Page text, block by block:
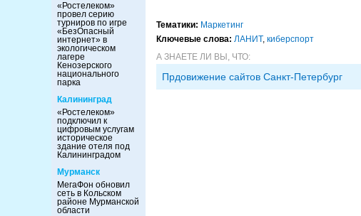
«Ростелеком»
провел серию
турниров по игре
«БезОпасный
интернет» в
экологическом
лагере
Кенозерского
национального
парка
Калининград
«Ростелеком»
подключил к
цифровым услугам
историческое
здание отеля под
Калининградом
Мурманск
МегаФон обновил
сеть в Кольском
районе Мурманской
области
Тематики: Маркетинг
Ключевые слова: ЛАНИТ, киберспорт
А ЗНАЕТЕ ЛИ ВЫ, ЧТО:
Прдовижение сайтов Санкт-Петербург